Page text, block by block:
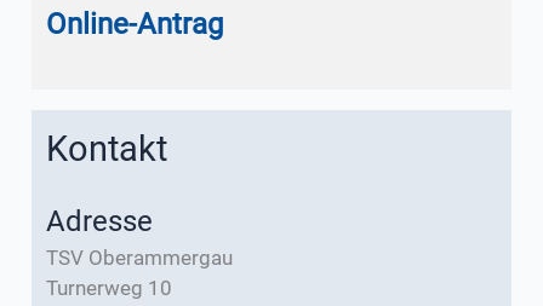
Online-Antrag
Kontakt
Adresse
TSV Oberammergau
Turnerweg 10